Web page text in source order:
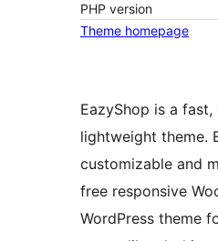
PHP version
Theme homepage
EazyShop is a fast,
lightweight theme.
customizable and
free responsive
WordPress theme